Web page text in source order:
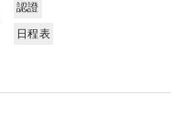
認證
日程表